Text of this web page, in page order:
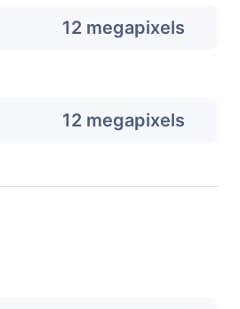
12 megapixels
12 megapixels